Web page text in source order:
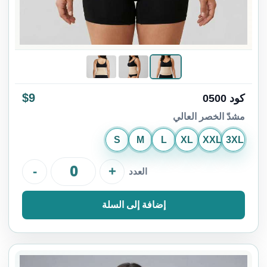
كود 0500 $9
مشدّ الخصر العالي
S M L XL XXL 3XL
العدد - +
إضافة إلى السلة